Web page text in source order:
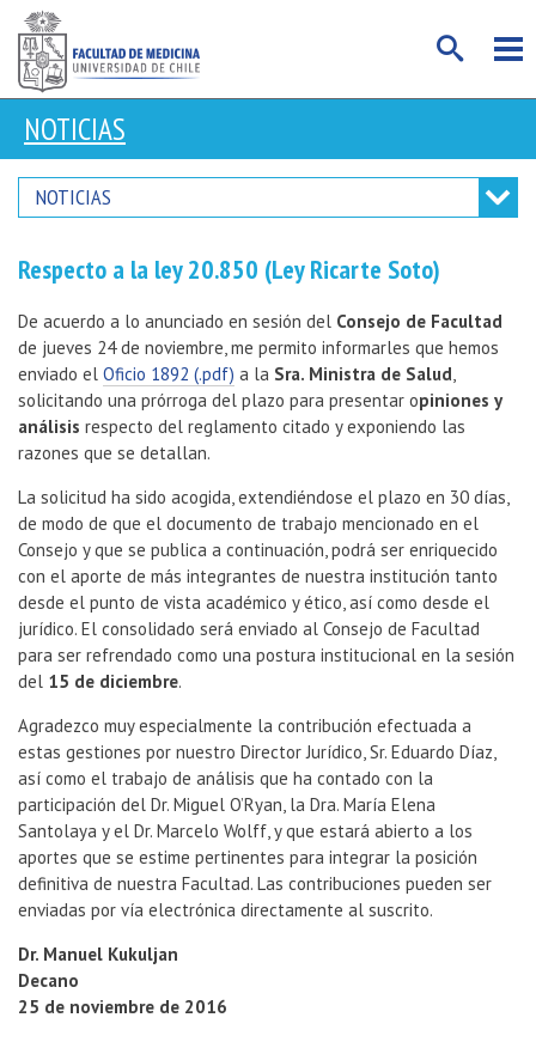
NOTICIAS
NOTICIAS
Respecto a la ley 20.850 (Ley Ricarte Soto)
De acuerdo a lo anunciado en sesión del Consejo de Facultad
de jueves 24 de noviembre, me permito informarles que hemos
enviado el Oficio 1892 (.pdf) a la Sra. Ministra de Salud,
solicitando una prórroga del plazo para presentar opiniones y
análisis respecto del reglamento citado y exponiendo las
razones que se detallan.
La solicitud ha sido acogida, extendiéndose el plazo en 30 días,
de modo de que el documento de trabajo mencionado en el
Consejo y que se publica a continuación, podrá ser enriquecido
con el aporte de más integrantes de nuestra institución tanto
desde el punto de vista académico y ético, así como desde el
jurídico. El consolidado será enviado al Consejo de Facultad
para ser refrendado como una postura institucional en la sesión
del 15 de diciembre.
Agradezco muy especialmente la contribución efectuada a
estas gestiones por nuestro Director Jurídico, Sr. Eduardo Díaz,
así como el trabajo de análisis que ha contado con la
participación del Dr. Miguel O’Ryan, la Dra. María Elena
Santolaya y el Dr. Marcelo Wolff, y que estará abierto a los
aportes que se estime pertinentes para integrar la posición
definitiva de nuestra Facultad. Las contribuciones pueden ser
enviadas por vía electrónica directamente al suscrito.
Dr. Manuel Kukuljan
Decano
25 de noviembre de 2016